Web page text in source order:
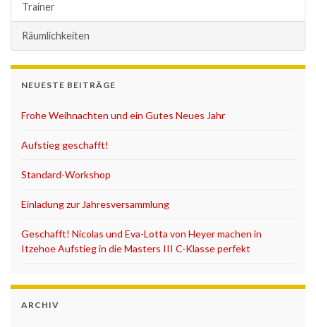
Trainer
Räumlichkeiten
NEUESTE BEITRÄGE
Frohe Weihnachten und ein Gutes Neues Jahr
Aufstieg geschafft!
Standard-Workshop
Einladung zur Jahresversammlung
Geschafft! Nicolas und Eva-Lotta von Heyer machen in
Itzehoe Aufstieg in die Masters III C-Klasse perfekt
ARCHIV